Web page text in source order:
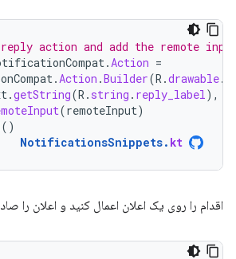
action and add the remote
. Action =
. Action .Builder(R .drawable.
.getString(R . string . reply_label ),
(remoteInput)
()
NotificationsSnippets. kt
اقدام را روی یک اعلان اعمال کنید و اعلان را